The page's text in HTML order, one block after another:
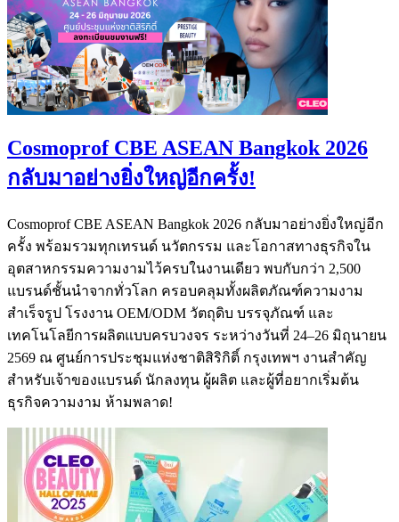
Cosmoprof CBE ASEAN Bangkok 2026
กลับมาอย่างยิ่งใหญ่อีกครั้ง!
Cosmoprof CBE ASEAN Bangkok 2026 กลับมาอย่างยิ่งใหญ่อีก
ครั้ง พร้อมรวมทุกเทรนด์ นวัตกรรม และโอกาสทางธุรกิจใน
อุตสาหกรรมความงามไว้ครบในงานเดียว พบกับกว่า 2,500
แบรนด์ชั้นนำจากทั่วโลก ครอบคลุมทั้งผลิตภัณฑ์ความงาม
สำเร็จรูป โรงงาน OEM/ODM วัตถุดิบ บรรจุภัณฑ์ และ
เทคโนโลยีการผลิตแบบครบวงจร ระหว่างวันที่ 24–26 มิถุนายน
2569 ณ ศูนย์การประชุมแห่งชาติสิริกิติ์ กรุงเทพฯ งานสำคัญ
สำหรับเจ้าของแบรนด์ นักลงทุน ผู้ผลิต และผู้ที่อยากเริ่มต้น
ธุรกิจความงาม ห้ามพลาด!